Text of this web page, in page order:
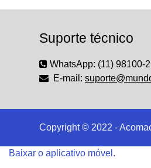
Suporte técnico
WhatsApp: (11) 98100-
E-mail:
Copyright © 2022 -
Baixar o aplicativo móvel.